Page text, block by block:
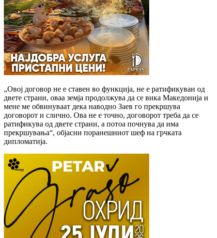
„Овој договор не е ставен во функција, не е ратификуван од
двете страни, оваа земја продолжува да се вика Македонија и
мене ме обвинуваат дека наводно Заев го прекршува
договорот и слично. Ова не е точно, договорот треба да се
ратификува од двете страни, а потоа почнува да има
прекршувања“, објасни поранешниот шеф на грчката
дипломатија.